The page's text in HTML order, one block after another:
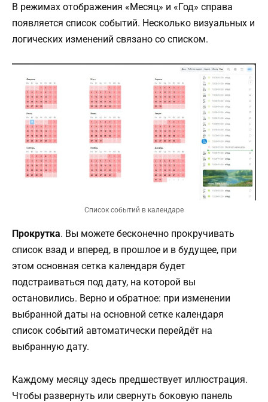
В режимах отображения «Месяц» и «Год» справа
появляется список событий. Несколько визуальных и
логических изменений связано со списком.
Список событий в календаре
Прокрутка. Вы можете бесконечно прокручивать
список взад и вперед, в прошлое и в будущее, при
этом основная сетка календаря будет
подстраиваться под дату, на которой вы
остановились. Верно и обратное: при изменении
выбранной даты на основной сетке календаря
список событий автоматически перейдёт на
выбранную дату.
Каждому месяцу здесь предшествует иллюстрация.
Чтобы развернуть или свернуть боковую панель